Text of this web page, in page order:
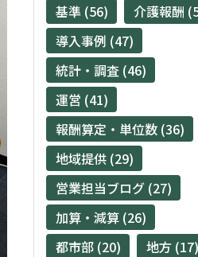
基準 (56)
介護報酬
導入事例 (47)
統計・調査 (46)
運営 (41)
報酬算定・単位数 (36)
地域提供 (29)
営業担当ブログ (27)
加算・減算 (26)
都市部 (20)
地方 (17)